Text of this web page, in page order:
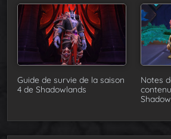
Guide de survie de la saison
4 de Shadowlands
Notes